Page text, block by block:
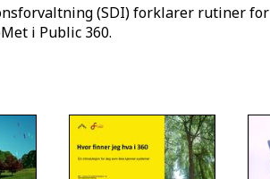
(SDI) forklarer rutiner for
i Public 360.